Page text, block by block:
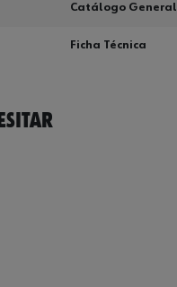
Catálogo General
Ficha Técnica